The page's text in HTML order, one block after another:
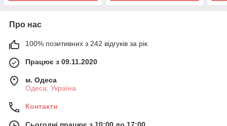
Про нас
100% позитивних з 242 відгуків за рік
Працює з 09.11.2020
м. Одеса
Одеса, Україна
Контакти